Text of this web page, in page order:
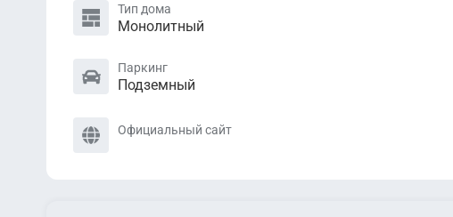
Тип дома
Монолитный
Паркинг
Подземный
Официальный сайт